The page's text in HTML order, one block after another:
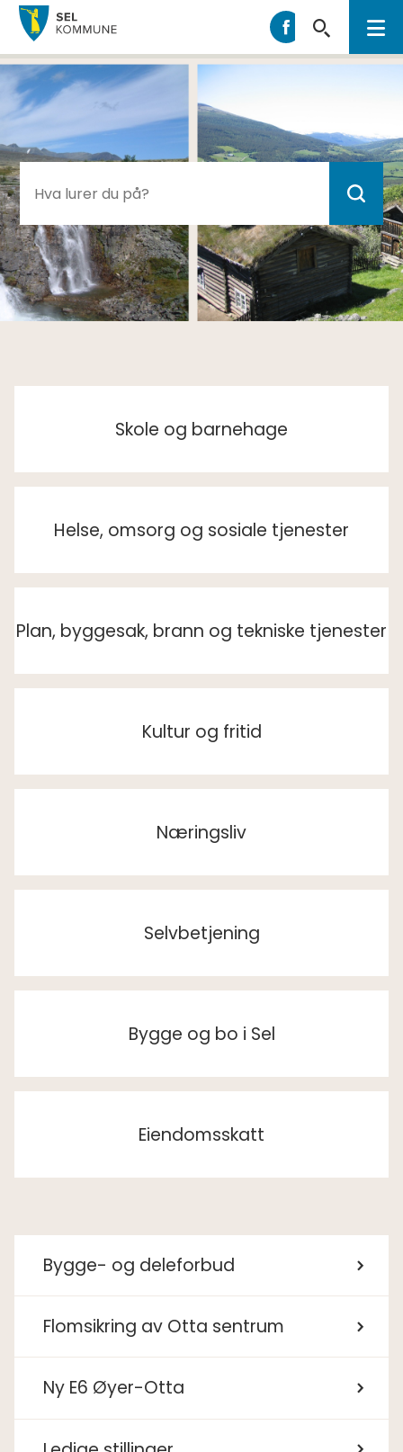
Sel
kommune
Sel
på
Skole og barnehage
Helse, omsorg og sosiale tjenester
Plan, byggesak, brann og tekniske tjenester
Kultur og fritid
Næringsliv
Selvbetjening
Bygge og bo i Sel
Eiendomsskatt
Bygge- og deleforbud
Flomsikring av Otta sentrum
Ny E6 Øyer-Otta